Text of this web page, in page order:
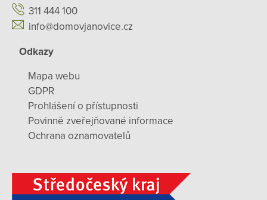
311 444 100
info@domovjanovice.cz
Odkazy
Mapa webu
GDPR
Prohlášení o přístupnosti
Povinně zveřejňované informace
Ochrana oznamovatelů